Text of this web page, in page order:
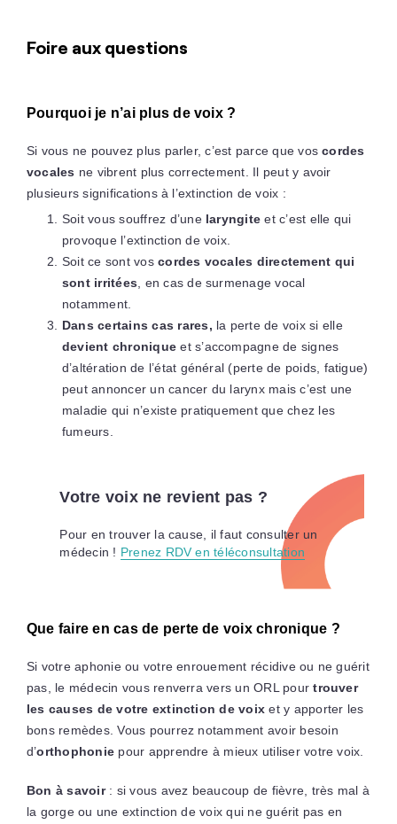
Foire aux questions
Pourquoi je n’ai plus de voix ?
Si vous ne pouvez plus parler, c’est parce que voscordes
vocales ne vibrent plus correctement. Il peut y avoir
plusieurs significations à l’extinction de voix :
Soit vous souffrez d’unelaryngite et c’est elle qui
provoque l’extinction de voix.
Soit ce sont voscordes vocales directement qui
sont irritées , en cas de surmenage vocal
notamment.
Dans certains cas rares, la perte de voix si elle
devient chronique et s’accompagne de signes
d’altération de l’état général (perte de poids, fatigue)
peut annoncer un cancer du larynx mais c’est une
maladie qui n’existe pratiquement que chez les
fumeurs.
Votre voix ne revient pas ?
Pour en trouver la cause, il faut consulter un
médecin ! Prenez RDV en téléconsultation
Que faire en cas de perte de voix chronique ?
Si votre aphonie ou votre enrouement récidive ou ne guérit
pas, le médecin vous renverra vers un ORL pourtrouver
les causes de votre extinction de voix et y apporter les
bons remèdes. Vous pourrez notamment avoir besoin
d’orthophonie pour apprendre à mieux utiliser votre voix.
Bon à savoir: si vous avez beaucoup de fièvre, très mal à
la gorge ou une extinction de voix qui ne guérit pas en